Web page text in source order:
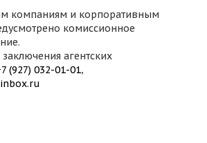
компаниям и корпоративным
комиссионное
агентских
(927) 032-01-01,